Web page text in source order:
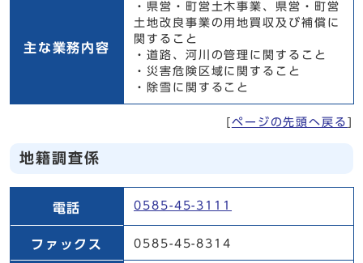
主な業務内容
・県営・町営土木事業、県営・町営
土地改良事業の用地買収及び補償に
関すること
・道路、河川の管理に関すること
・災害危険区域に関すること
・除雪に関すること
ページの先頭へ戻る
地籍調査係
電話
0585-45-3111
ファックス 0585-45-8314